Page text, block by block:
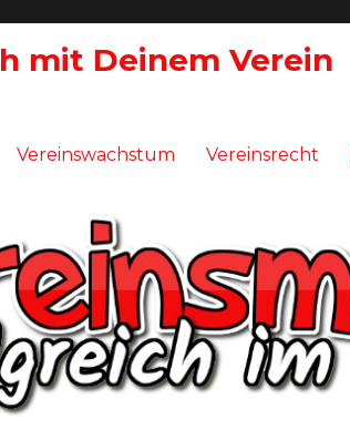
mit Deinem Verein
Vereinswachstum Vereinsrecht